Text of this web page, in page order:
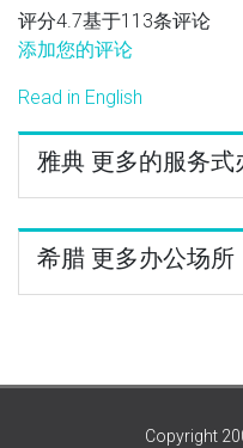
评分4.7基于113条评论
添加您的评论
Read in English
雅典 更多的服务式
希腊 更多办公场所
Copyright